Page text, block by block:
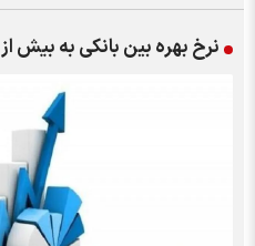
نرخ بهره بین بانکی به بیش از ۲۳ درصد رسید